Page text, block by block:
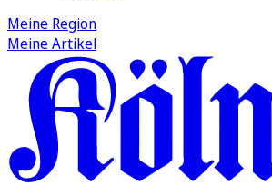
Meine Region
Meine Artikel